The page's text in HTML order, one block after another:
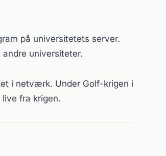
på universitetets server.
universiteter.
i netværk. Under Golf-krigen i
fra krigen.